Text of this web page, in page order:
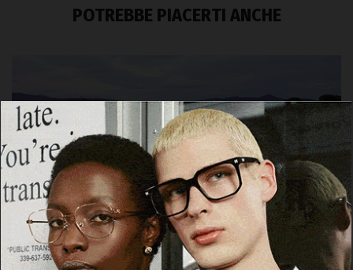
POTREBBE PIACERTI ANCHE
POSADA